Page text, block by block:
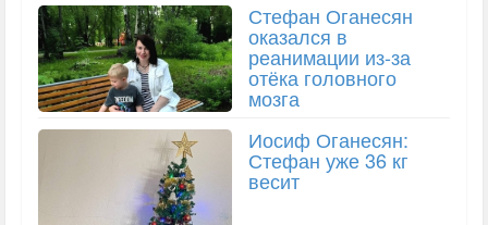
Стефан Оганесян
оказался в
реанимации из-за
отёка головного
мозга
Иосиф Оганесян:
Стефан уже 36 кг
весит